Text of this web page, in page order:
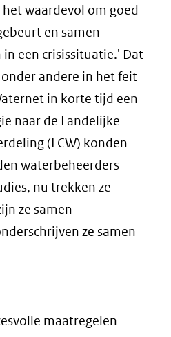
waardevol om goed
en samen
een crisissituatie.' Dat
andere in het feit
in korte tijd een
naar de Landelijke
(LCW) konden
waterbeheerders
nu trekken ze
ze samen
ze samen
maatregelen